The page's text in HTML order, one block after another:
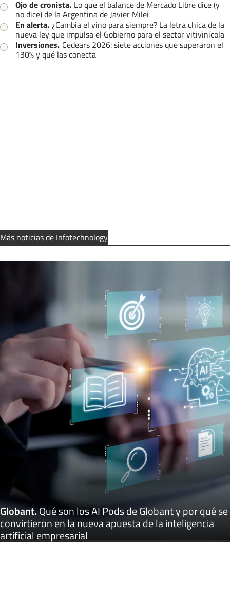
Ojo de cronista. Lo que el balance de Mercado Libre dice (y
no dice) de la Argentina de Javier Milei
En alerta. ¿Cambia el vino para siempre? La letra chica de la
nueva ley que impulsa el Gobierno para el sector vitivinícola
Inversiones. Cedears 2026: siete acciones que superaron el
130% y qué las conecta
Más noticias de Infotechnology
Globant.Qué son los AI Pods de Globant y por qué se
convirtieron en la nueva apuesta de la inteligencia
artificial empresarial